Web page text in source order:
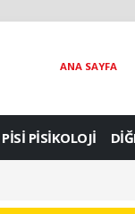
ANA SAYFA
PİSİ PİSİKOLOJİ